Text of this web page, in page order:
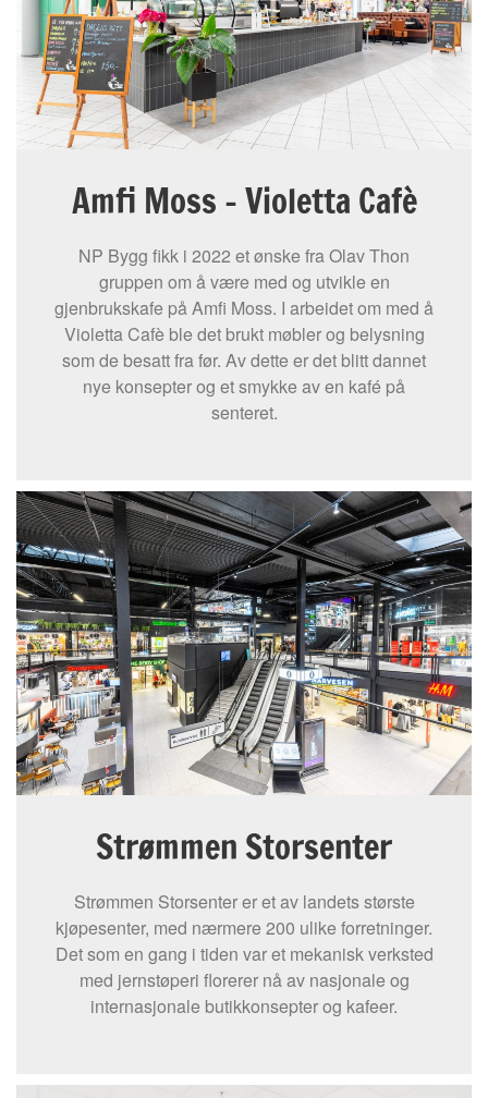
Amfi Moss – Violetta Cafè
NP Bygg fikk i 2022 et ønske fra Olav Thon
gruppen om å være med og utvikle en
gjenbrukskafe på Amfi Moss. I arbeidet om med å
Violetta Cafè ble det brukt møbler og belysning
som de besatt fra før. Av dette er det blitt dannet
nye konsepter og et smykke av en kafé på
senteret.
Strømmen Storsenter
Strømmen Storsenter er et av landets største
kjøpesenter, med nærmere 200 ulike forretninger.
Det som en gang i tiden var et mekanisk verksted
med jernstøperi florerer nå av nasjonale og
internasjonale butikkonsepter og kafeer.